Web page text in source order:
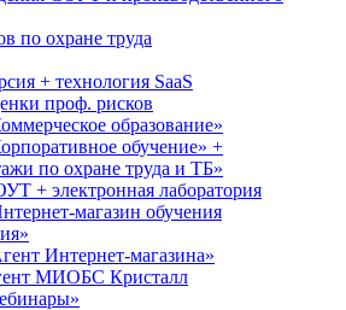
по охране труда
+ технология SaaS
проф. рисков
образование»
обучение» +
по охране труда и ТБ»
+ электронная лаборатория
магазин обучения
Интернет-магазина»
МИОБС Кристалл